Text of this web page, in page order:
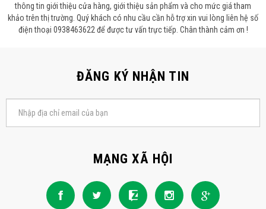
thông tin giới thiệu cửa hàng, giới thiệu sản phẩm và cho mức giá tham
khảo trên thị trường. Quý khách có nhu cầu cần hỗ trợ xin vui lòng liên hệ số
điện thoại 0938463622 để được tư vấn trực tiếp. Chân thành cảm ơn !
ĐĂNG KÝ NHẬN TIN
MẠNG XÃ HỘI